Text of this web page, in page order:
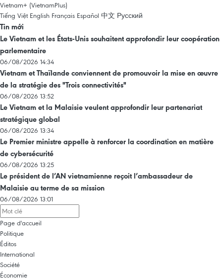
Vietnam+ (VietnamPlus)
Tiếng Việt English Français Español 中文 Русский
Tin mới
Le Vietnam et les États-Unis souhaitent approfondir leur coopération
parlementaire
06/08/2026 14:34
Vietnam et Thaïlande conviennent de promouvoir la mise en œuvre
de la stratégie des "Trois connectivités"
06/08/2026 13:52
Le Vietnam et la Malaisie veulent approfondir leur partenariat
stratégique global
06/08/2026 13:34
Le Premier ministre appelle à renforcer la coordination en matière
de cybersécurité
06/08/2026 13:25
Le président de l’AN vietnamienne reçoit l’ambassadeur de
Malaisie au terme de sa mission
06/08/2026 13:01
Page d'accueil
Politique
Éditos
International
Société
Économie